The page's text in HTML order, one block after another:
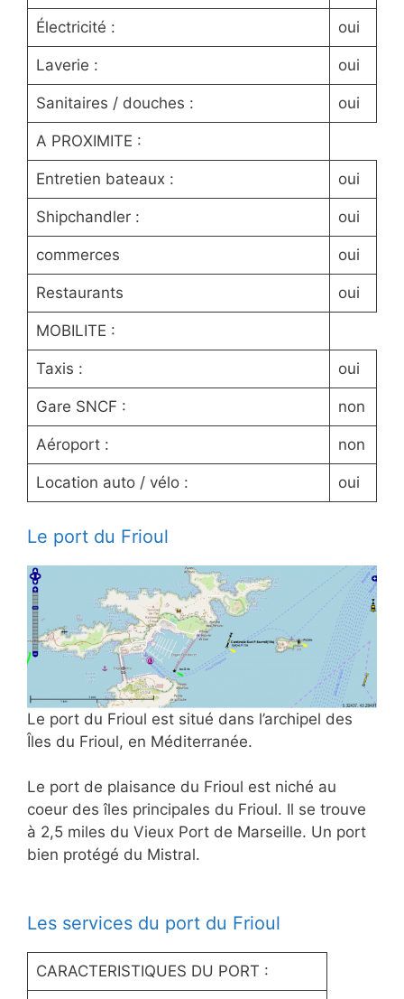
Électricité : oui
Laverie : oui
Sanitaires / douches : oui
A PROXIMITE :
Entretien bateaux : oui
Shipchandler : oui
commerces oui
Restaurants oui
MOBILITE :
Taxis : oui
Gare SNCF : non
Aéroport : non
Location auto / vélo : oui
Le port du Frioul
Le port du Frioul est situé dans l’archipel des
Îles du Frioul, en Méditerranée.
Le port de plaisance du Frioul est niché au
coeur des îles principales du Frioul. Il se trouve
à 2,5 miles du Vieux Port de Marseille. Un port
bien protégé du Mistral.
Les services du port du Frioul
CARACTERISTIQUES DU PORT :